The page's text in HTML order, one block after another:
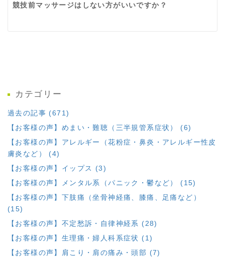
競技前マッサージはしない方がいいですか？
カテゴリー
過去の記事 (671)
【お客様の声】めまい・難聴（三半規管系症状） (6)
【お客様の声】アレルギー（花粉症・鼻炎・アレルギー性皮
膚炎など） (4)
【お客様の声】イップス (3)
【お客様の声】メンタル系（パニック・鬱など） (15)
【お客様の声】下肢痛（坐骨神経痛、膝痛、足痛など）
(15)
【お客様の声】不定愁訴・自律神経系 (28)
【お客様の声】生理痛・婦人科系症状 (1)
【お客様の声】肩こり・肩の痛み・頭部 (7)